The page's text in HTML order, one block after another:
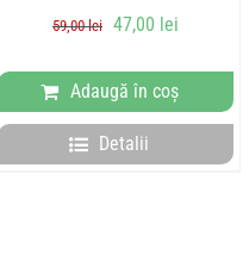
59,00lei
Prețul
a
fost:
59,00 lei.
47,00 leiPrețul
este:
47,00 lei.
Adaugă în coș
Detalii